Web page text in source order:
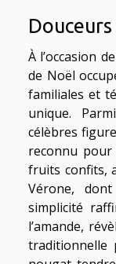
À l’occasion
de Noël
familiales et
unique.
célèbres
reconnu
fruits confits,
Vérone,
simplicité
l’amande,
traditionnelle